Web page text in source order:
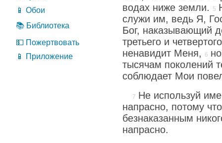
📱 Обои
📚 Библиотека
💵 Пожертвовать
📱 Приложение
водах ниже земли.
служи им, ведь Я,
Бог, наказывающий
третьего и
ненавидит Меня,
тысячам поколений
соблюдает Мои
Не используй
напрасно, потому
безнаказанным
напрасно.